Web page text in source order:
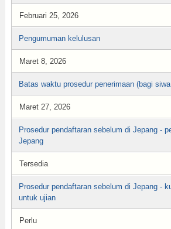
Februari 25, 2026
Pengumuman kelulusan
Maret 8, 2026
Batas waktu prosedur penerimaan (bagi
Maret 27, 2026
Prosedur pendaftaran sebelum di Jepang -
Jepang
Tersedia
Prosedur pendaftaran sebelum di Jepang -
untuk ujian
Perlu